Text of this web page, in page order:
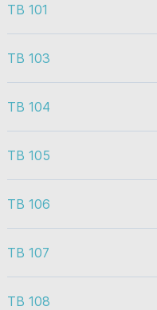
TB 101
TB 103
TB 104
TB 105
TB 106
TB 107
TB 108